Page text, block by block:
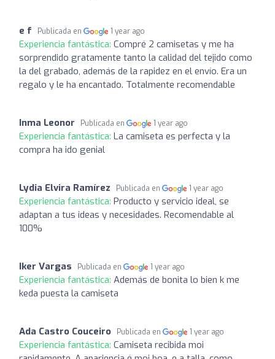
e f Publicada en 1 year ago
Experiencia fantástica: Compré 2 camisetas y me ha
sorprendido gratamente tanto la calidad del tejido como
la del grabado, además de la rapidez en el envío. Era un
regalo y le ha encantado. Totalmente recomendable
Inma Leonor Publicada en 1 year ago
Experiencia fantástica: La camiseta es perfecta y la
compra ha ido genial
Lydia Elvira Ramírez Publicada en 1 year ago
Experiencia fantástica: Producto y servicio ideal, se
adaptan a tus ideas y necesidades. Recomendable al
100%
Iker Vargas Publicada en 1 year ago
Experiencia fantástica: Además de bonita lo bien k me
keda puesta la camiseta
Ada Castro Couceiro Publicada en 1 year ago
Experiencia fantástica: Camiseta recibida moi